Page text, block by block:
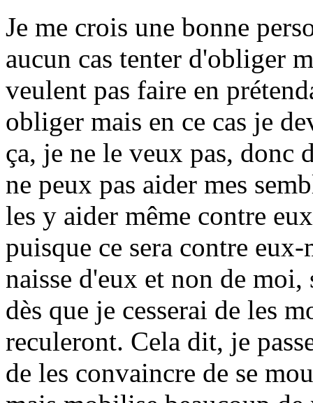
Je me crois une bonne
aucun cas tenter d'obliger
veulent pas faire en
obliger mais en ce cas je
ça, je ne le veux pas, donc
ne peux pas aider mes
les y aider même contre
puisque ce sera contre
naisse d'eux et non de
dès que je cesserai de les
reculeront. Cela dit, je
de les convaincre de se